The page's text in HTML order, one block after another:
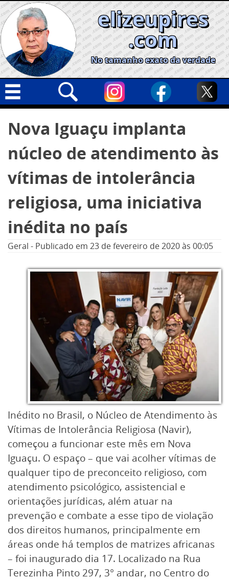
Skip
to
content
elizeupires
.com
No tamanho exato da verdade
Geral
Cidades
Política
Opinião
Informe especial
por:
Nova Iguaçu implanta
núcleo de atendimento às
vítimas de intolerância
religiosa, uma iniciativa
inédita no país
Geral - Publicado em 23 de fevereiro de 2020às 00:05
Inédito no Brasil, o Núcleo de Atendimento às
Vítimas de Intolerância Religiosa (Navir),
começou a funcionar este mês em Nova
Iguaçu. O espaço – que vai acolher vítimas de
qualquer tipo de preconceito religioso, com
atendimento psicológico, assistencial e
orientações jurídicas, além atuar na
prevenção e combate a esse tipo de violação
dos direitos humanos, principalmente em
áreas onde há templos de matrizes africanas
– foi inaugurado dia 17. Localizado na Rua
Terezinha Pinto 297, 3° andar, no Centro do